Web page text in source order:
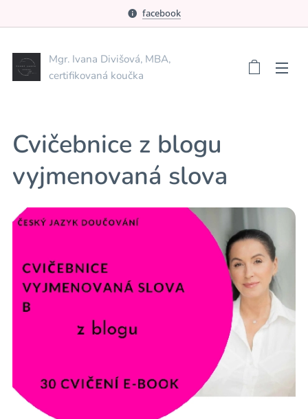
facebook
Mgr. Ivana Divišová, MBA,
certifikovaná koučka
Cvičebnice z blogu
vyjmenovaná slova